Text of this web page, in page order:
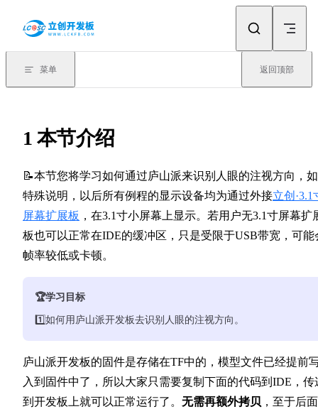
菜单 返回顶部
1 本节介绍
📝本节您将学习如何通过庐山派来识别人眼的注视方向，
特殊说明，以后所有例程的显示设备均为通过外接立创·3.1
屏幕扩展板 ，在3.1寸小屏幕上显示。若用户无3.1寸屏幕扩
板也可以正常在IDE的缓冲区，只是受限于USB带宽，可能
帧率较低或卡顿。
🏆学习目标
1️⃣如何用庐山派开发板去识别人眼的注视方向。
庐山派开发板的固件是存储在TF中的，模型文件已经提前
入到固件中了，所以大家只需要复制下面的代码到IDE，传
到开发板上就可以正常运行了。 无需再额外拷贝 ，至于后